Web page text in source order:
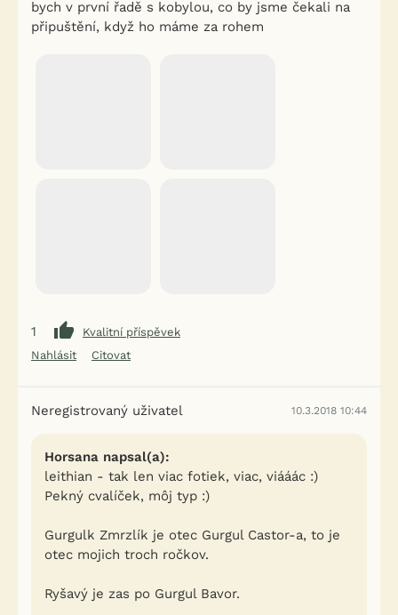
bych v první řadě s kobylou, co by jsme čekali na
připuštění, když ho máme za rohem
1
Kvalitní příspěvek
Nahlásit
Citovat
Neregistrovaný uživatel 10.3.2018 10:44
Horsana napsal(a):
leithian - tak len viac fotiek, viac, viááác :)
Pekný cvalíček, môj typ :)
Gurgulk Zmrzlík je otec Gurgul Castor-a, to je
otec mojich troch ročkov.
Ryšavý je zas po Gurgul Bavor.